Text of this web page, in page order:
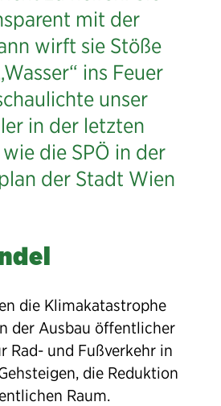
mit der
wirft sie Stöße
ins Feuer
unser
in der letzten
die SPÖ in der
der Stadt Wien
die Klimakatastrophe
der Ausbau öffentlicher
Rad- und Fußverkehr in
die Reduktion
Raum.